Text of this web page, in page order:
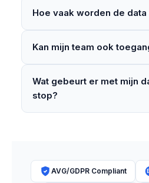
Hoe vaak worden de
Kan mijn team ook
Wat gebeurt er met mijn
stop?
AVG/GDPR Compliant